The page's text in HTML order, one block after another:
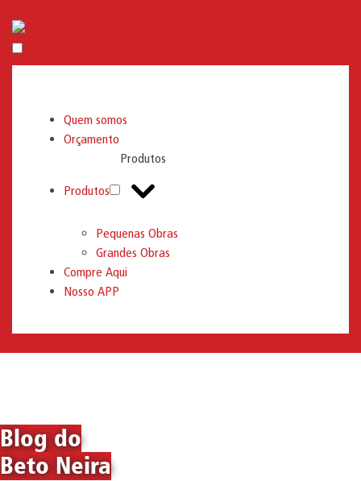
Engemix
Quem somos
Orçamento
Produtos
Produtos
Pequenas Obras
Grandes Obras
Compre Aqui
Nosso APP
Blog do
Beto Neira